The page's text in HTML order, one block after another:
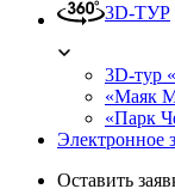
3D-ТУР
3D-тур
«Маяк
«Парк
Электронное
Оставить